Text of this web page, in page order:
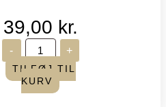
39,00 kr.
-
John
James
-
Perlenåle
Krumme
+
TILFØJ TIL
KURV